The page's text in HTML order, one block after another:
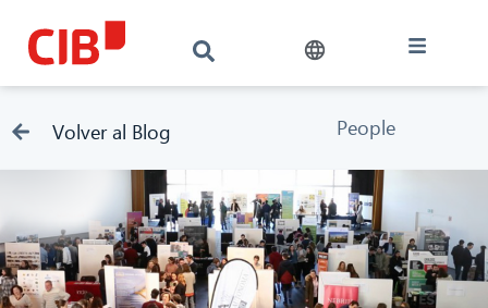
Volver al Blog People